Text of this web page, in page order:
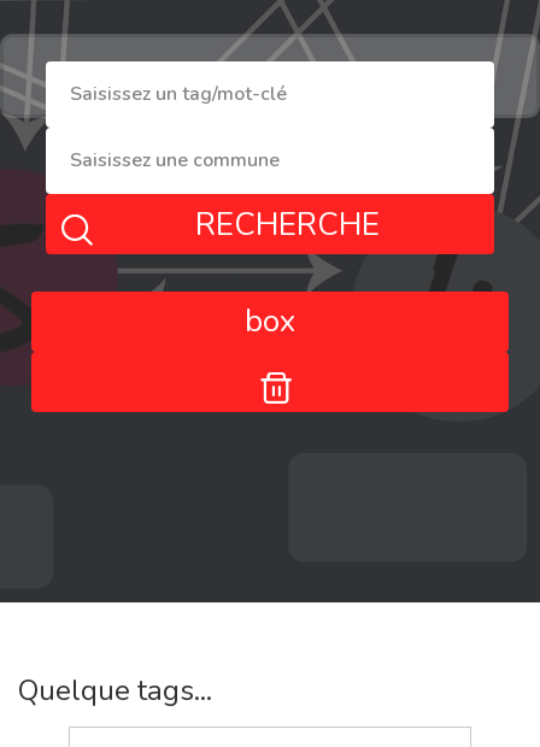
RECHERCHE
box
Quelque tags...